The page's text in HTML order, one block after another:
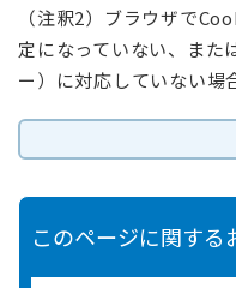
（注釈2）ブラウザで
定になっていない、また
ー）に対応していない場
このページに関する